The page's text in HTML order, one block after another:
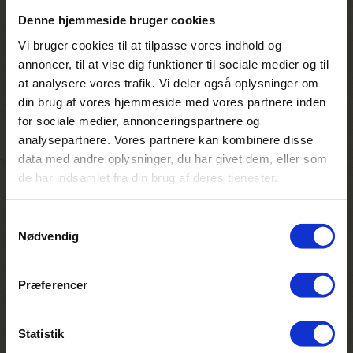
Denne hjemmeside bruger cookies
Vi bruger cookies til at tilpasse vores indhold og
annoncer, til at vise dig funktioner til sociale medier og til
at analysere vores trafik. Vi deler også oplysninger om
din brug af vores hjemmeside med vores partnere inden
for sociale medier, annonceringspartnere og
analysepartnere. Vores partnere kan kombinere disse
data med andre oplysninger, du har givet dem, eller som
de har indsamlet fra din brug af deres tjenester.
Nødvendig
Præferencer
Statistik
de ældgamle milkwood-skove, hvor over
760 plantearter trives, heraf mange truede
og endda nyopdagede. Grootbos har
opnået en sjælden CO₂-negativ status,
hvilket betyder, at der bindes mere kulstof i
jord og vegetation, end der udledes
gennem drift og gæsternes ophold.
Samtidig spiller Grootbos Foundation en
afgørende rolle i lokalsamfundet gennem
uddannelses- og træningsprogrammer
inden for økologisk landbrug og gartneri,
hvor både lokale og gæster kan deltage i
materialer, designet til at smelte sammen
benytter lokale råvarer og grøntsager fra